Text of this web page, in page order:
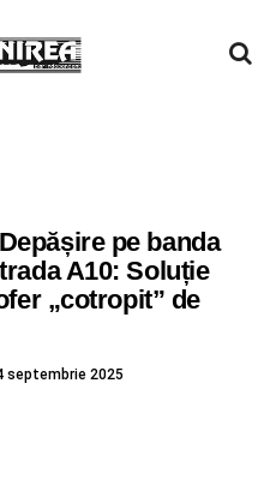
pe banda
A10: Soluție
„cotropit” de
septembrie 2025